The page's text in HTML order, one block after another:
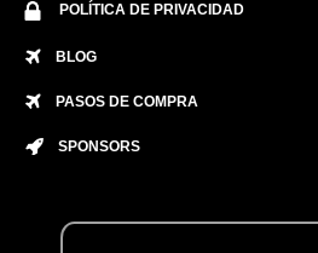
POLÍTICA DE PRIVACIDAD
BLOG
PASOS DE COMPRA
SPONSORS